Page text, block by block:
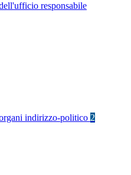
responsabile
indirizzo-politico 2